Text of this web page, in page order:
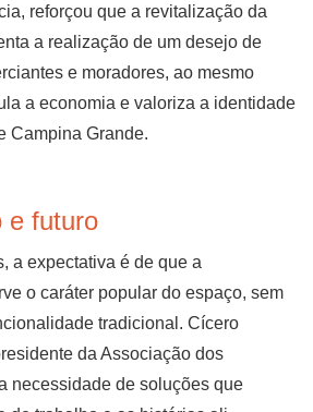
reforçou que a revitalização da
a realização de um desejo de
e moradores, ao mesmo
a economia e valoriza a identidade
Campina Grande.
e futuro
a expectativa é de que a
o caráter popular do espaço, sem
tradicional. Cícero
da Associação dos
necessidade de soluções que